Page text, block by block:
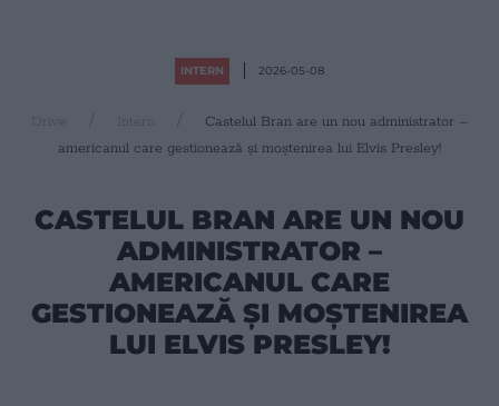
INTERN 2026-05-08
Drive
Castelul Bran are un nou administrator –
americanul care gestionează și moștenirea lui Elvis Presley!
CASTELUL BRAN ARE UN NOU
ADMINISTRATOR –
AMERICANUL CARE
GESTIONEAZĂ ȘI MOȘTENIREA
LUI ELVIS PRESLEY!